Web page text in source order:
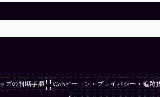
プの判断手順 Webビーコン・プライバシー・追跡